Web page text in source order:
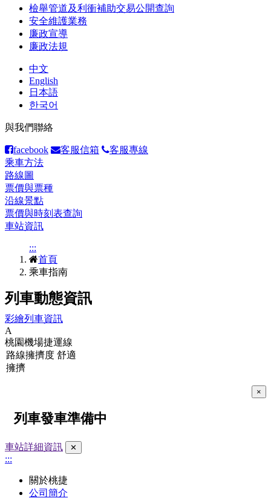
檢舉管道及利衝補助交易公開查詢
安全維護業務
廉政宣導
廉政法規
中文
English
日本語
한국어
與我們聯絡
facebook 客服信箱
客服專線
乘車方法
路線圖
票價與票種
沿線景點
票價與時刻表查詢
車站資訊
:::
首頁
乘車指南
列車動態資訊
彩繪列車資訊
A
桃園機場捷運線
路線擁擠度 舒適
擁擠
×
列車發車準備中
車站詳細資訊 ✕
:::
關於桃捷
公司簡介